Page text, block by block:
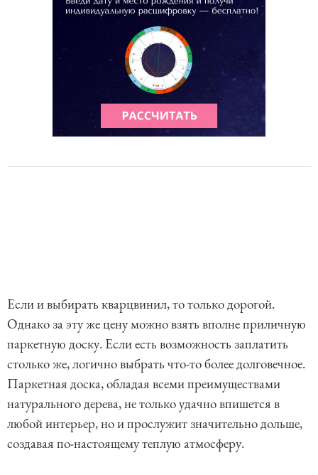
Если и выбирать кварцвинил, то только дорогой.
Однако за эту же цену можно взять вполне приличную
паркетную доску. Если есть возможность заплатить
столько же, логично выбрать что-то более долговечное.
Паркетная доска, обладая всеми преимуществами
натурального дерева, не только удачно впишется в
любой интерьер, но и прослужит значительно дольше,
создавая по-настоящему теплую атмосферу.